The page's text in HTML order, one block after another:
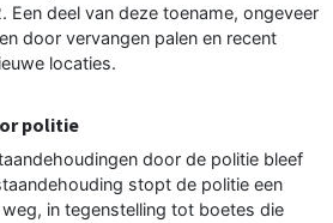
Een deel van deze toename, ongeveer
door vervangen palen en recent
locaties.
politie
door de politie bleef
stopt de politie een
in tegenstelling tot boetes die